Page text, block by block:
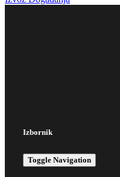
Izbornik
Toggle Navigation